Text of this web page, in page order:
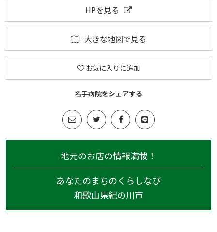
HPを見る
大きな地図で見る
お気に入りに追加
名手病院をシェアする
地元のお店の情報満載！
あなたのまちのくらしなび
和歌山県紀の川市